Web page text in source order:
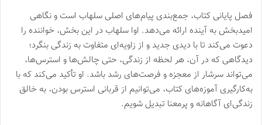
فصل پایانی کتاب، جمع‌بندی پیام‌های اصلی سلهاب است و نگاهی
امیدبخش به آینده ارائه می‌دهد. اوا سلهاب در این بخش، خواننده را
دعوت می‌کند تا با دیدی جدید و از زاویه‌ای متفاوت به زندگی بنگرد؛
دیدگاهی که در آن، هر لحظه از زندگی، حتی چالش‌ها و استرس‌ها،
می‌تواند سرشار از معجزه و فرصت‌های رشد باشد. او تأکید می‌کند که با
به‌کارگیری آموزه‌های کتاب، می‌توانیم از قربانی استرس بودن، به خالق
زندگی‌ای آگاهانه و پرمعنا تبدیل شویم.